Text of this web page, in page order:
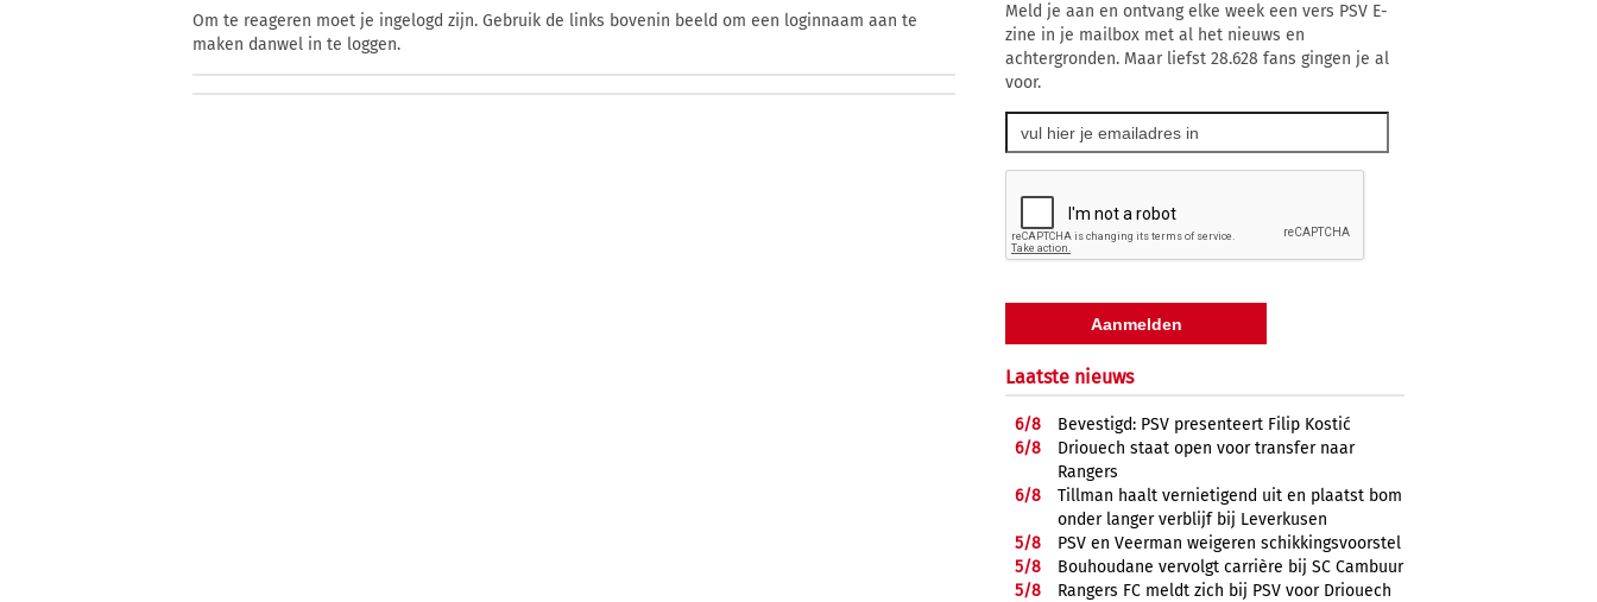
Om te reageren moet je ingelogd zijn. Gebruik de links bovenin beeld om een loginnaam aan te
maken danwel in te loggen.
Meld je aan en ontvang elke week een vers PSV E-
zine in je mailbox met al het nieuws en
achtergronden. Maar liefst 28.628 fans gingen je al
voor.
Laatste nieuws
6/8
Bevestigd: PSV presenteert Filip Kostić
6/8
Driouech staat open voor transfer naar
Rangers
6/8
Tillman haalt vernietigend uit en plaatst bom
onder langer verblijf bij Leverkusen
5/8
PSV en Veerman weigeren schikkingsvoorstel
5/8
Bouhoudane vervolgt carrière bij SC Cambuur
5/8
Rangers FC meldt zich bij PSV voor Driouech